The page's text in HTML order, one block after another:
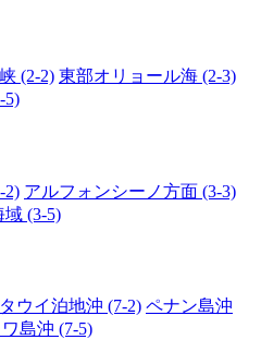
(2-2) 東部オリョール海 (2-3)
5)
2) アルフォンシーノ方面 (3-3)
(3-5)
ウイ泊地沖 (7-2) ペナン島沖
島沖 (7-5)